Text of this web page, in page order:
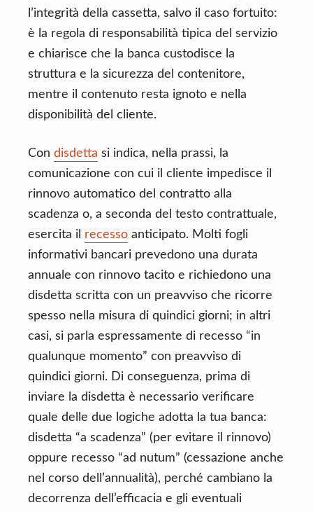
l’integrità della cassetta, salvo il caso fortuito:
è la regola di responsabilità tipica del servizio
e chiarisce che la banca custodisce la
struttura e la sicurezza del contenitore,
mentre il contenuto resta ignoto e nella
disponibilità del cliente.
Con disdetta si indica, nella prassi, la
comunicazione con cui il cliente impedisce il
rinnovo automatico del contratto alla
scadenza o, a seconda del testo contrattuale,
esercita il recesso anticipato. Molti fogli
informativi bancari prevedono una durata
annuale con rinnovo tacito e richiedono una
disdetta scritta con un preavviso che ricorre
spesso nella misura di quindici giorni; in altri
casi, si parla espressamente di recesso “in
qualunque momento” con preavviso di
quindici giorni. Di conseguenza, prima di
inviare la disdetta è necessario verificare
quale delle due logiche adotta la tua banca:
disdetta “a scadenza” (per evitare il rinnovo)
oppure recesso “ad nutum” (cessazione anche
nel corso dell’annualità), perché cambiano la
decorrenza dell’efficacia e gli eventuali